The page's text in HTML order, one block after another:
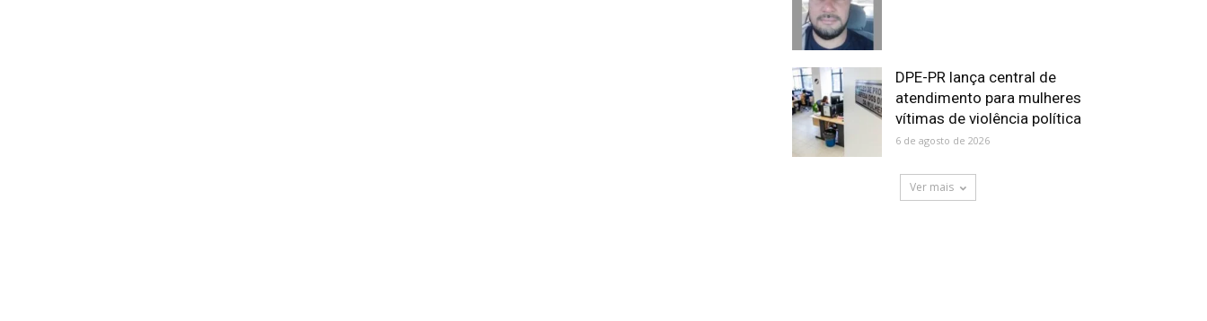
DPE-PR lança central de
atendimento para mulheres
vítimas de violência política
6 de agosto de 2026
Ver mais